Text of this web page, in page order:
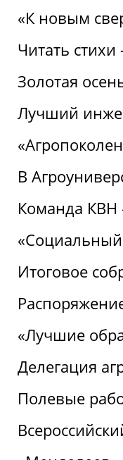
«К новым
Читать стихи
Золотая
Лучший
В
Команда КВН
«Социальный
Итоговое
«Лучшие
Делегация
Полевые